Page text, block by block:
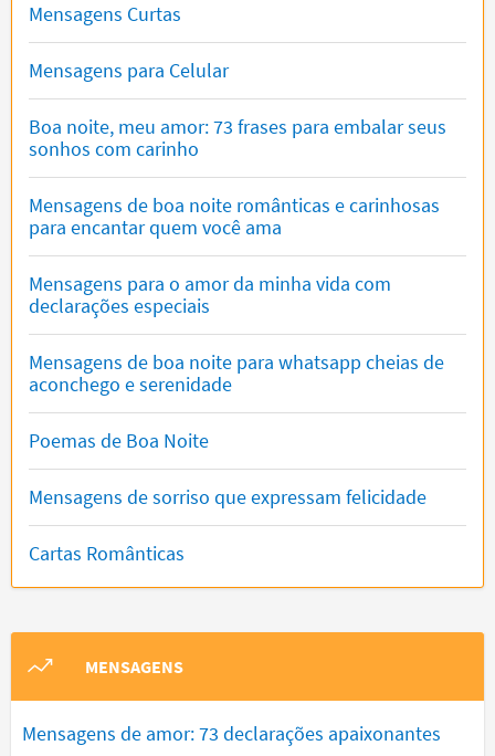
Mensagens Curtas
Mensagens para Celular
Boa noite, meu amor: 73 frases para embalar seus
sonhos com carinho
Mensagens de boa noite românticas e carinhosas
para encantar quem você ama
Mensagens para o amor da minha vida com
declarações especiais
Mensagens de boa noite para whatsapp cheias de
aconchego e serenidade
Poemas de Boa Noite
Mensagens de sorriso que expressam felicidade
Cartas Românticas
MENSAGENS
Mensagens de amor: 73 declarações apaixonantes